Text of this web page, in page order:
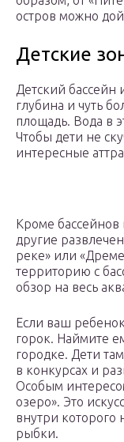
остров можно
Детские
Детский
глубина и чуть
площадь. Вода в
Чтобы дети не
интересные
Кроме бассейнов
другие
реке» или
территорию с
обзор на весь
Если ваш
горок. Наймите
городке. Дети
в конкурсах и
Особым
озеро». Это
внутри которого
рыбки.